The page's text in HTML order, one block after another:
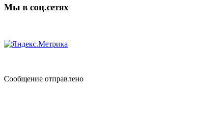
Мы в соц.сетях
Сообщение отправлено